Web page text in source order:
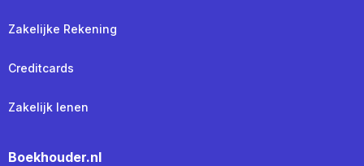
Zakelijke Rekening
Creditcards
Zakelijk lenen
Boekhouder.nl